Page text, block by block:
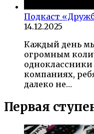
Подкаст
14.12.2025
Каждый день
огромным
компаниях,
далеко не…
Первая